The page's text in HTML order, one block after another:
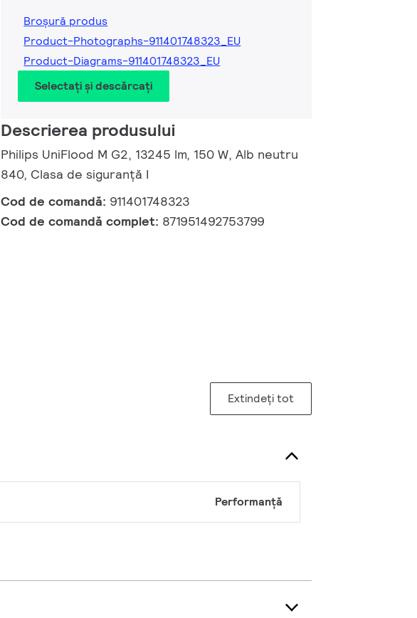
Broșură produs
Product-Photographs-911401748323_EU
Product-Diagrams-911401748323_EU
Selectați și descărcați
Descrierea produsului
Philips UniFlood M G2, 13245 lm, 150 W, Alb neutru
840, Clasa de siguranță I
Cod de comandă: 911401748323
Cod de comandă complet: 871951492753799
Extindeți tot
Performanță